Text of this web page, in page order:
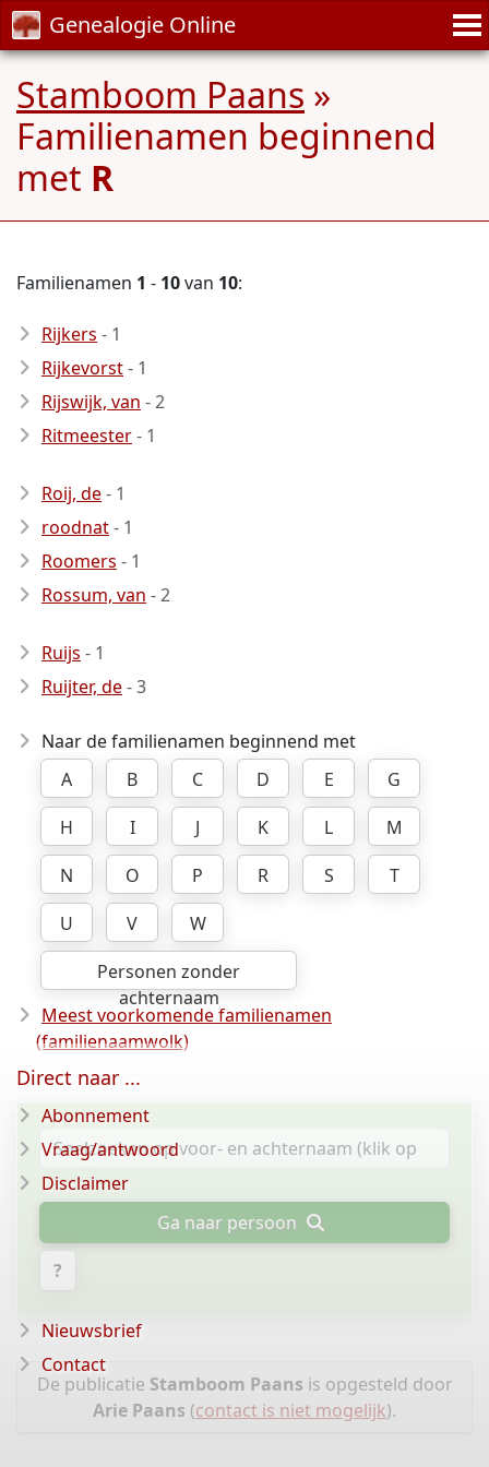
Genealogie Online
Stamboom Paans »
Familienamen beginnend
met R
Familienamen 1 - 10van 10:
Rijkers - 1
Rijkevorst- 1
Rijswijk, van - 2
Ritmeester- 1
Roij, de- 1
roodnat- 1
Roomers - 1
Rossum, van - 2
Ruijs - 1
Ruijter, de- 3
Naar de familienamen beginnend met
A
B C D E
G
H
I J K L
M
N
O P R S
T
U
V
W
Personen zonder
achternaam
Meest voorkomende familienamen
(familienaamwolk)
Ga naar persoon
?
De publicatie Stamboom Paans is opgesteld door
Arie Paans (contact is niet mogelijk).
Direct naar ...
Abonnement
Vraag/antwoord
Disclaimer
Nieuwsbrief
Contact